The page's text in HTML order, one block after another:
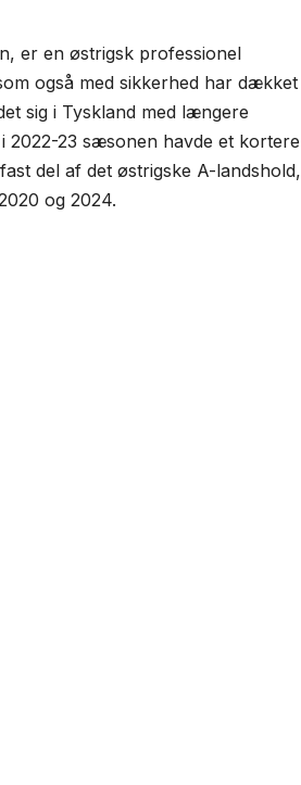
er en østrigsk professionel
også med sikkerhed har dækket
sig i Tyskland med længere
2022-23 sæsonen havde et kortere
del af det østrigske A-landshold,
og 2024.